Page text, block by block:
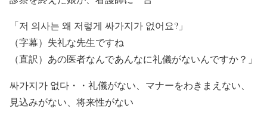
「저 의사는 왜 저렇게 싸가지가 없어요?」
（字幕）失礼な先生ですね
（直訳）あの医者なんであんなに礼儀がないんですか？」
싸가지가 없다・・礼儀がない、マナーをわきまえない、
見込みがない、将来性がない